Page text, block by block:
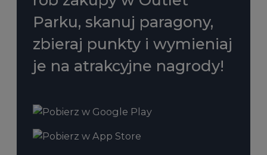
Parku, skanuj paragony,
zbieraj punkty i wymieniaj
je na atrakcyjne nagrody!